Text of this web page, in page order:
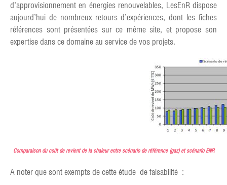
d’approvisionnement en énergies renouvelables, LesEnR dispose
aujourd’hui de nombreux retours d’expériences, dont les fiches
références sont présentées sur ce même site, et propose son
expertise dans ce domaine au service de vos projets.
Comparaison du coût de revient de la chaleur entre scénario de référence (gaz) et scénario ENR
A noter que sont exempts de cette étude de faisabilité :